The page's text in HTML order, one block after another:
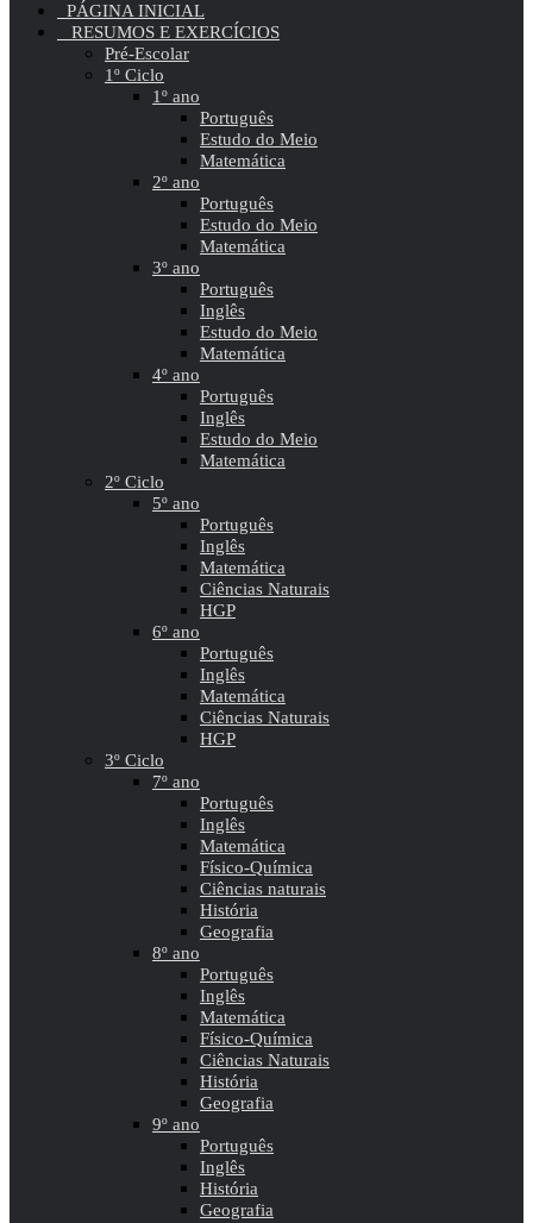
PÁGINA INICIAL
RESUMOS E EXERCÍCIOS
Pré-Escolar
1º Ciclo
1º ano
Português
Estudo do Meio
Matemática
2º ano
Português
Estudo do Meio
Matemática
3º ano
Português
Inglês
Estudo do Meio
Matemática
4º ano
Português
Inglês
Estudo do Meio
Matemática
2º Ciclo
5º ano
Português
Inglês
Matemática
Ciências Naturais
HGP
6º ano
Português
Inglês
Matemática
Ciências Naturais
HGP
3º Ciclo
7º ano
Português
Inglês
Matemática
Físico-Química
Ciências naturais
História
Geografia
8º ano
Português
Inglês
Matemática
Físico-Química
Ciências Naturais
História
Geografia
9º ano
Português
Inglês
História
Geografia